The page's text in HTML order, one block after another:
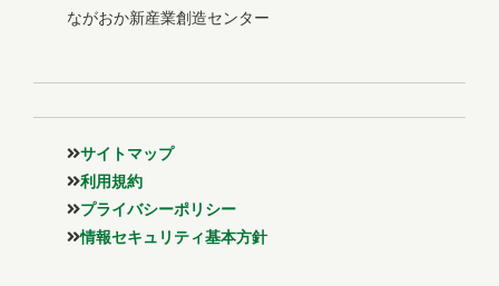
ながおか新産業創造センター
サイトマップ
利用規約
プライバシーポリシー
情報セキュリティ基本方針